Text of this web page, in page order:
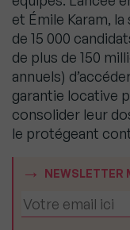
et Émile Karam,
de 15 000
de plus de 150
annuels)
garantie locative
consolider leur
le protégeant
NEWSLETTER